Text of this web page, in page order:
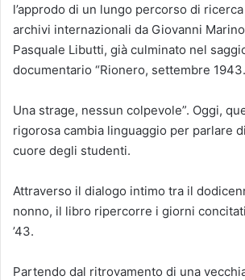
l’approdo di un lungo percorso di
archivi internazionali da Giovanni
Pasquale Libutti, già culminato nel
documentario “Rionero, settembre 1943.
Una strage, nessun colpevole”. Oggi,
rigorosa cambia linguaggio per parlare
cuore degli studenti.
Attraverso il dialogo intimo tra il
nonno, il libro ripercorre i giorni
’43.
Partendo dal ritrovamento di una